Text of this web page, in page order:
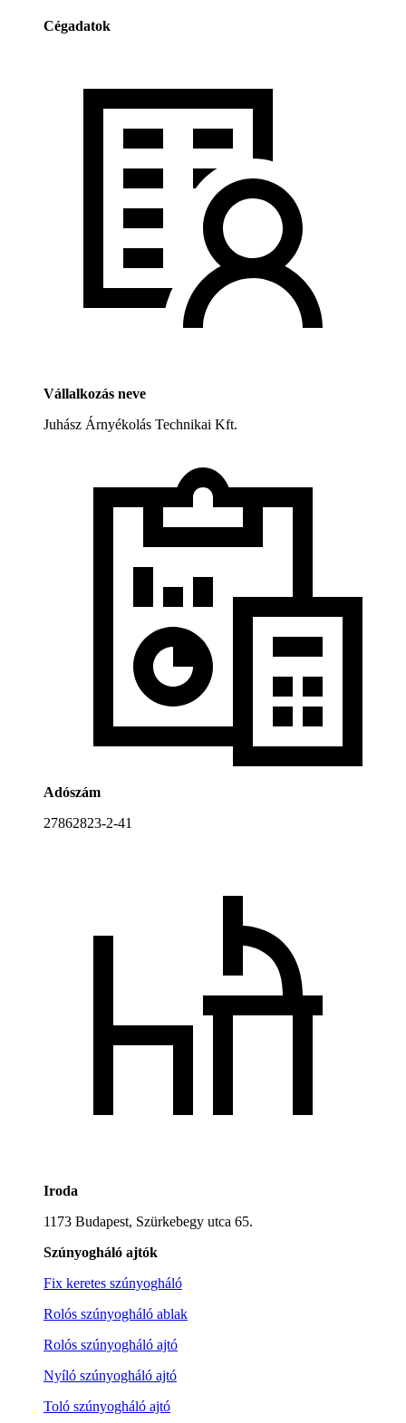
Cégadatok
Vállalkozás neve
Juhász Árnyékolás Technikai Kft.
Adószám
27862823-2-41
Iroda
1173 Budapest, Szürkebegy utca 65.
Szúnyogháló ajtók
Fix keretes szúnyogháló
Rolós szúnyogháló ablak
Rolós szúnyogháló ajtó
Nyíló szúnyogháló ajtó
Toló szúnyogháló ajtó